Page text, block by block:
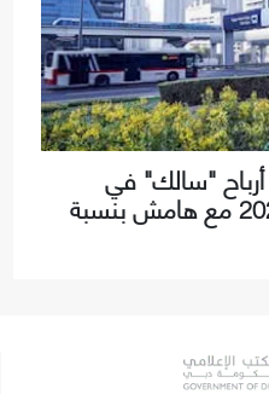
أرباح "سالك" في
النصف الأول من عام 2026 مع هامش بنسبة